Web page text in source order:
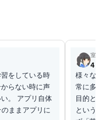
をしている時
らない時に声
。 アプリ自体
ままアプリに
室長
4
様々な英
常に多く
目的と
という